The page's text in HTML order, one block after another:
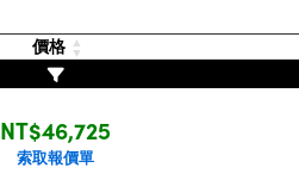
價格
NT$46,725
索取報價單